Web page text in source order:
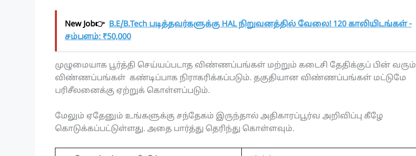
New Job👉 B.E/B.Tech படித்தவர்களுக்கு HAL நிறுவனத்தில் வேலை! 120 காலியிடங்கள் -
சம்பளம்: ₹50,000
முழுமையாக பூர்த்தி செய்யப்படாத விண்ணப்பங்கள் மற்றும் கடைசி தேதிக்குப் பின் வரும்
விண்ணப்பங்கள் கண்டிப்பாக நிராகரிக்கப்படும். தகுதியான விண்ணப்பங்கள் மட்டுமே
பரிசீலனைக்கு ஏற்றுக் கொள்ளப்படும்.
மேலும் ஏதேனும் உங்களுக்கு சந்தேகம் இருந்தால் அதிகாரப்பூர்வ அறிவிப்பு கீழே
கொடுக்கப்பட்டுள்ளது. அதை பார்த்து தெரிந்து கொள்ளவும்.